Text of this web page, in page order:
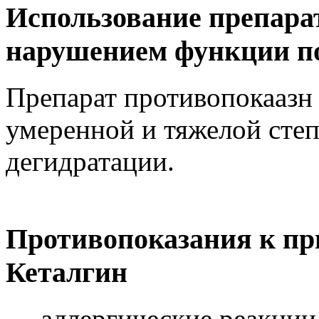
Использование
нарушением функции
Препарат
умеренной и тяжелой
дегидратации.
Противопоказания к
Кеталгин